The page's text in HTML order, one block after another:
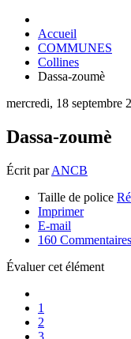
Accueil
COMMUNES
Collines
Dassa-zoumè
mercredi, 18 septembre
Dassa-zoumè
Écrit parANCB
Taille de police
Imprimer
E-mail
160 Commentaires
Évaluer cet élément
1
2
3